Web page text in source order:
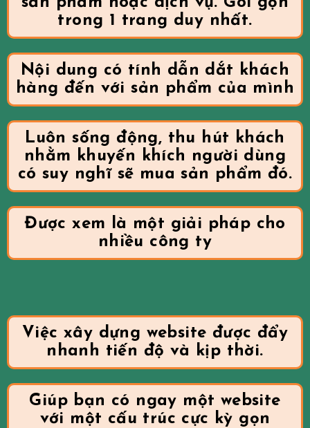
trong 1 trang duy nhất.
Nội dung có tính dẫn dắt khách
hàng đến với sản phẩm của mình
Luôn sống động, thu hút khách
nhằm khuyến khích người dùng
có suy nghĩ sẽ mua sản phẩm đó.
Được xem là một giải pháp cho
nhiều công ty
Việc xây dựng website được đẩy
nhanh tiến độ và kịp thời.
Giúp bạn có ngay một website
với một cấu trúc cực kỳ gọn